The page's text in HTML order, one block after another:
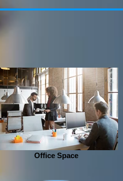
Office Space